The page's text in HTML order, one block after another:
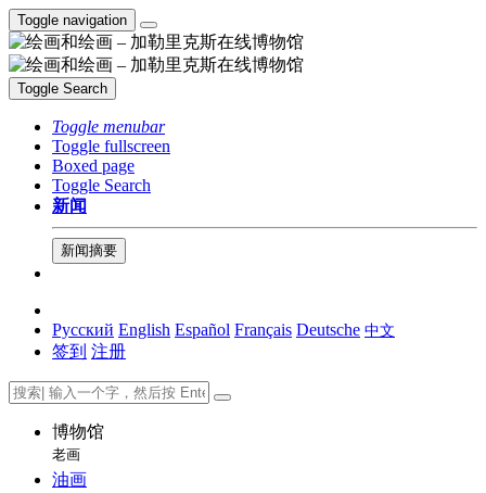
Toggle navigation
Toggle Search
Toggle menubar
Toggle fullscreen
Boxed page
Toggle Search
新闻
新闻摘要
Русский English Español Français Deutsche 中文
签到 注册
博物馆
老画
油画